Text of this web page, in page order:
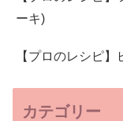
ーキ)
【プロのレシピ
カテゴリー